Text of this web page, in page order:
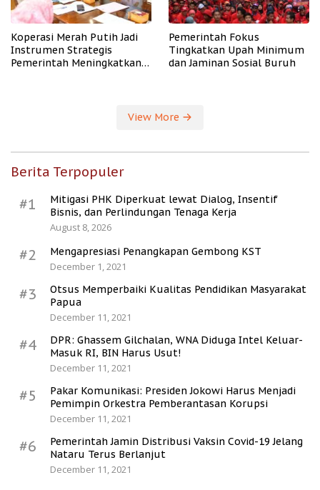
Koperasi Merah Putih Jadi
Instrumen Strategis
Pemerintah Meningkatkan
Pemerintah Fokus
Tingkatkan Upah Minimum
dan Jaminan Sosial Buruh
View More
Berita Terpopuler
#1
Mitigasi PHK Diperkuat lewat Dialog, Insentif
Bisnis, dan Perlindungan Tenaga Kerja
August 8, 2026
#2
Mengapresiasi Penangkapan Gembong KST
December 1, 2021
#3
Otsus Memperbaiki Kualitas Pendidikan Masyarakat
Papua
December 11, 2021
#4
DPR: Ghassem Gilchalan, WNA Diduga Intel Keluar-
Masuk RI, BIN Harus Usut!
December 11, 2021
#5
Pakar Komunikasi: Presiden Jokowi Harus Menjadi
Pemimpin Orkestra Pemberantasan Korupsi
December 11, 2021
#6
Pemerintah Jamin Distribusi Vaksin Covid-19 Jelang
Nataru Terus Berlanjut
December 11, 2021